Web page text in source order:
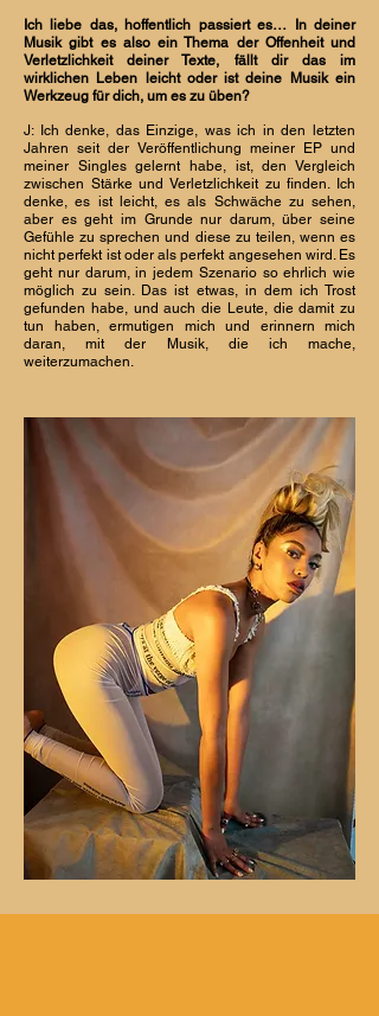
Ich liebe das, hoffentlich passiert es… In deiner
Musik gibt es also ein Thema der Offenheit und
Verletzlichkeit deiner Texte, fällt dir das im
wirklichen Leben leicht oder ist deine Musik ein
Werkzeug für dich, um es zu üben?
J: Ich denke, das Einzige, was ich in den letzten
Jahren seit der Veröffentlichung meiner EP und
meiner Singles gelernt habe, ist, den Vergleich
zwischen Stärke und Verletzlichkeit zu finden. Ich
denke, es ist leicht, es als Schwäche zu sehen,
aber es geht im Grunde nur darum, über seine
Gefühle zu sprechen und diese zu teilen, wenn es
nicht perfekt ist oder als perfekt angesehen wird. Es
geht nur darum, in jedem Szenario so ehrlich wie
möglich zu sein. Das ist etwas, in dem ich Trost
gefunden habe, und auch die Leute, die damit zu
tun haben, ermutigen mich und erinnern mich
daran, mit der Musik, die ich mache,
weiterzumachen.